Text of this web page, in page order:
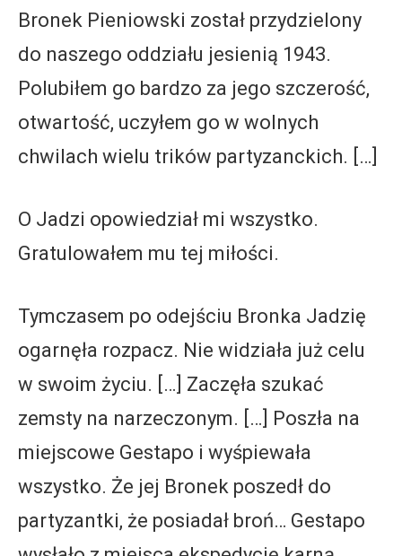
Bronek Pieniowski został przydzielony
do naszego oddziału jesienią 1943.
Polubiłem go bardzo za jego szczerość,
otwartość, uczyłem go w wolnych
chwilach wielu trików partyzanckich. […]
O Jadzi opowiedział mi wszystko.
Gratulowałem mu tej miłości.
Tymczasem po odejściu Bronka Jadzię
ogarnęła rozpacz. Nie widziała już celu
w swoim życiu. […] Zaczęła szukać
zemsty na narzeczonym. […] Poszła na
miejscowe Gestapo i wyśpiewała
wszystko. Że jej Bronek poszedł do
partyzantki, że posiadał broń… Gestapo